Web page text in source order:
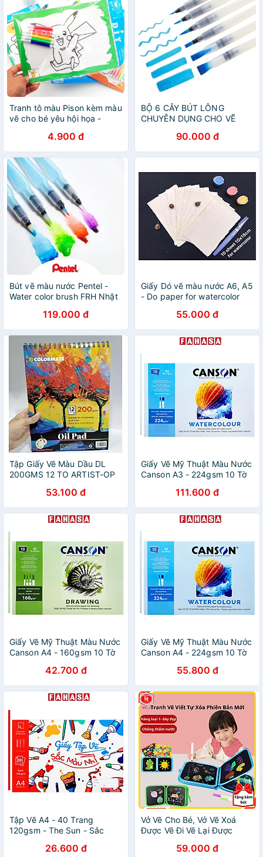
Tranh tô màu Pison kèm màu
vẽ cho bé yêu hội họa -
4.900 đ
BỘ 6 CÂY BÚT LÔNG
CHUYÊN DỤNG CHO VẼ
90.000 đ
Bút vẽ màu nước Pentel -
Water color brush FRH Nhật
119.000 đ
Giấy Dó vẽ màu nước A6, A5
- Do paper for watercolor
55.000 đ
Tập Giấy Vẽ Màu Dầu DL
200GMS 12 TO ARTIST-OP
53.100 đ
Giấy Vẽ Mỹ Thuật Màu Nước
Canson A3 - 224gsm 10 Tờ
111.600 đ
Giấy Vẽ Mỹ Thuật Màu Nước
Canson A4 - 160gsm 10 Tờ
42.700 đ
Giấy Vẽ Mỹ Thuật Màu Nước
Canson A4 - 224gsm 10 Tờ
55.800 đ
Tập Vẽ A4 - 40 Trang
120gsm - The Sun - Sắc
26.600 đ
Vở Vẽ Cho Bé, Vở Vẽ Xoá
Được Vẽ Đi Vẽ Lại Được
Kèm 6 Bút Vẽ59.000 đ